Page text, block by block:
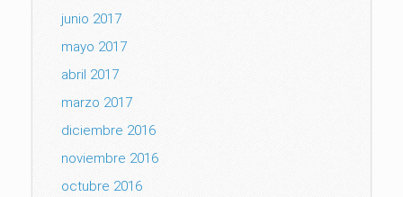
junio 2017
mayo 2017
abril 2017
marzo 2017
diciembre 2016
noviembre 2016
octubre 2016